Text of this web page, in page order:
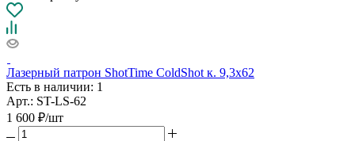
Лазерный патрон ShotTime ColdShot к. 9,3х62
Есть в наличии: 1
Арт.: ST-LS-62
1 600 ₽/шт